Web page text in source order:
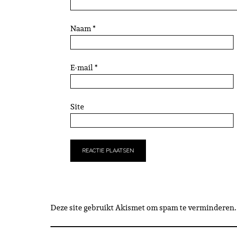
Naam*
E-mail*
Site
Deze site gebruikt Akismet om spam te verminderen.